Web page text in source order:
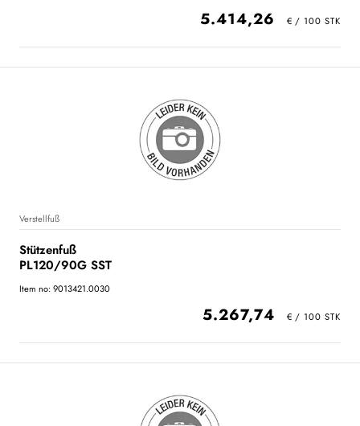
5.414,26
Verstellfuß
Stützenfuß
PL120/90G SST
Item no: 9013421.0030
5.267,74